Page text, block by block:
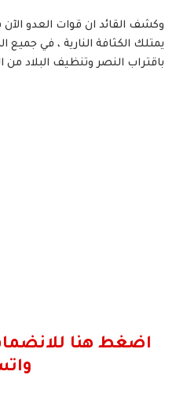
وكشف القائد ان قوات العدو
يمتلك الكثافة النارية ، في
باقتراب النصر وتنظيف البلاد من
اضغط هنا